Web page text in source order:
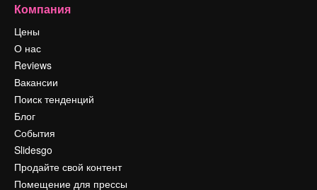
Компания
Цены
О нас
Reviews
Вакансии
Поиск тенденций
Блог
События
Slidesgo
Продайте свой контент
Помещение для прессы